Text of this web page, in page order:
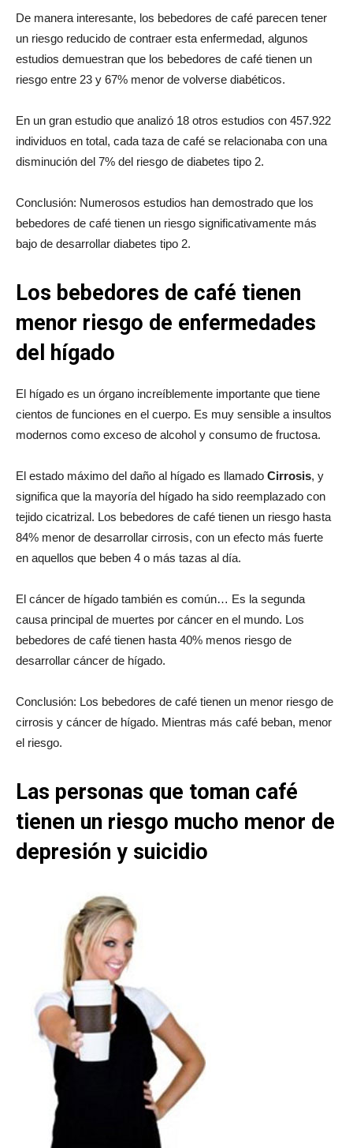
De manera interesante, los bebedores de café parecen tener
un riesgo reducido de contraer esta enfermedad, algunos
estudios demuestran que los bebedores de café tienen un
riesgo entre 23 y 67% menor de volverse diabéticos.
En un gran estudio que analizó 18 otros estudios con 457.922
individuos en total, cada taza de café se relacionaba con una
disminución del 7% del riesgo de diabetes tipo 2.
Conclusión: Numerosos estudios han demostrado que los
bebedores de café tienen un riesgo significativamente más
bajo de desarrollar diabetes tipo 2.
Los bebedores de café tienen
menor riesgo de enfermedades
del hígado
El hígado es un órgano increíblemente importante que tiene
cientos de funciones en el cuerpo. Es muy sensible a insultos
modernos como exceso de alcohol y consumo de fructosa.
El estado máximo del daño al hígado es llamado Cirrosis, y
significa que la mayoría del hígado ha sido reemplazado con
tejido cicatrizal. Los bebedores de café tienen un riesgo hasta
84% menor de desarrollar cirrosis, con un efecto más fuerte
en aquellos que beben 4 o más tazas al día.
El cáncer de hígado también es común… Es la segunda
causa principal de muertes por cáncer en el mundo. Los
bebedores de café tienen hasta 40% menos riesgo de
desarrollar cáncer de hígado.
Conclusión: Los bebedores de café tienen un menor riesgo de
cirrosis y cáncer de hígado. Mientras más café beban, menor
el riesgo.
Las personas que toman café
tienen un riesgo mucho menor de
depresión y suicidio